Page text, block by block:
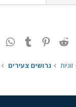
Twitter
Reddit
Pinterest
Tumblr
זוגיות גרושים צעירים